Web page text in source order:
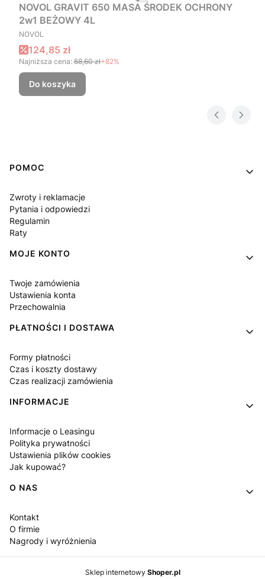
NOVOL GRAVIT 650 MASA ŚRODEK OCHRONY
2w1 BEŻOWY 4L
PRODUCENT
NOVOL
Cena promocyjna
124,85 zł
Najniższa cena: 68,60 zł+82%
Do koszyka
Linki w stopce
POMOC
Zwroty i reklamacje
Pytania i odpowiedzi
Regulamin
Raty
MOJE KONTO
Twoje zamówienia
Ustawienia konta
Przechowalnia
PŁATNOŚCI I DOSTAWA
Formy płatności
Czas i koszty dostawy
Czas realizacji zamówienia
INFORMACJE
Informacje o Leasingu
Polityka prywatności
Ustawienia plików cookies
Jak kupować?
O NAS
Kontakt
O firmie
Nagrody i wyróżnienia
Sklep internetowy Shoper.pl